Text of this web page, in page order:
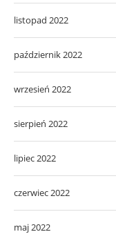
listopad 2022
październik 2022
wrzesień 2022
sierpień 2022
lipiec 2022
czerwiec 2022
maj 2022